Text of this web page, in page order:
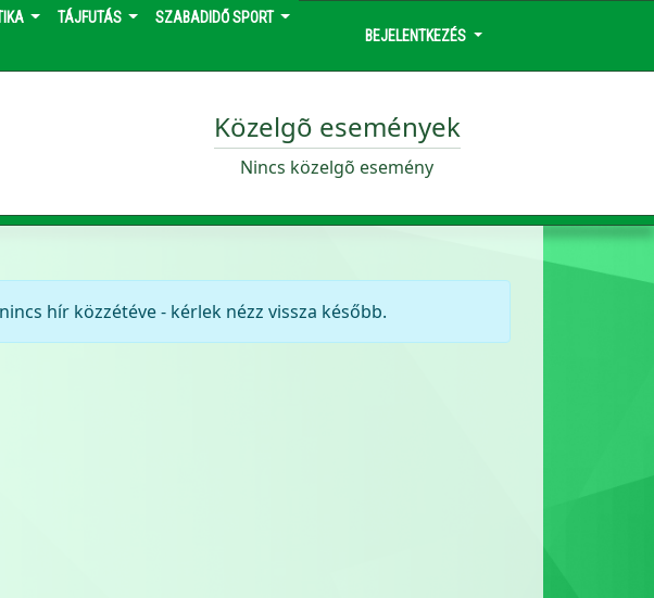
TÁJFUTÁS SZABADIDŐ SPORT
BEJELENTKEZÉS
Közelgõ események
Nincs közelgõ esemény
hír közzétéve - kérlek nézz vissza később.